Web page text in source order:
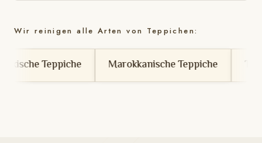
Wir reinigen alle Arten von Teppichen:
Marokkanische Teppiche Tunesische Teppiche